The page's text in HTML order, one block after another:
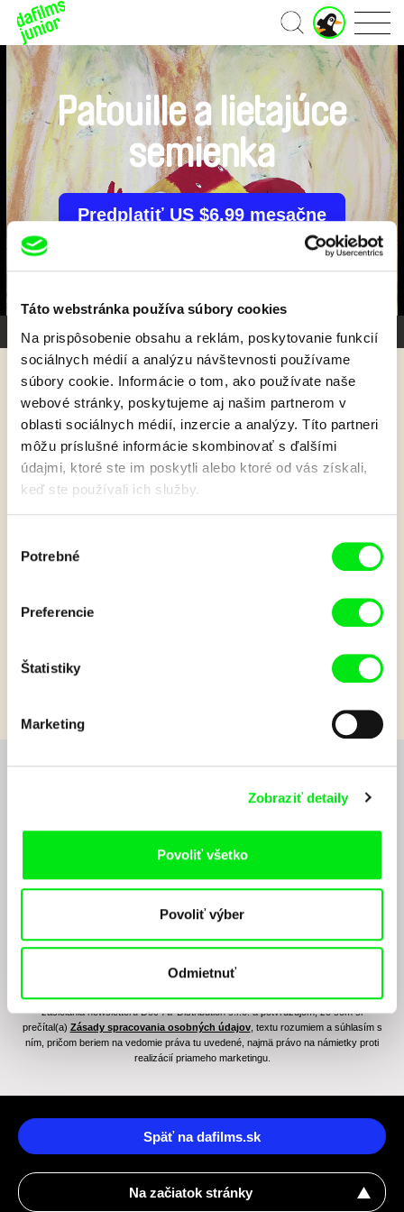
Táto webstránka používa súbory cookies
Na prispôsobenie obsahu a reklám, poskytovanie funkcií
sociálnych médií a analýzu návštevnosti používame
súbory cookie. Informácie o tom, ako používate naše
webové stránky, poskytujeme aj našim partnerom v
oblasti sociálnych médií, inzercie a analýzy. Títo partneri
môžu príslušné informácie skombinovať s ďalšími
údajmi, ktoré ste im poskytli alebo ktoré od vás získali,
keď ste používali ich služby.
súhlasu
Potrebné
Preferencie
Štatistiky
Marketing
Zobraziť detaily
Povoliť všetko
Povoliť výber
Odmietnuť
Domov
J
u
n
i
r
ú
Galéria 1/5
Patouille a lietajúce
semienka
Predplatiť US $6.99 mesačne
Späť
Patouille a lietajúce
svojim kamarátom Momo objavuje úžasné vlastnosti rastlín.
junior programe?
Odoslaním registrácie k Newsletteru súhlasím so zasielaním obchodných oznámení
elektronickými prostriedkami a súvisiacim spracovaním osobných údajov na účely
zasielania newsletteru Doc-Air Distribution s.r.o. a potvrdzujem, že som si
prečítal(a) Zásady spracovania osobných údajov, textu rozumiem a súhlasím s
ním, pričom beriem na vedomie práva tu uvedené, najmä právo na námietky proti
realizácií priameho marketingu.
Späť na dafilms.sk
Na začiatok stránky